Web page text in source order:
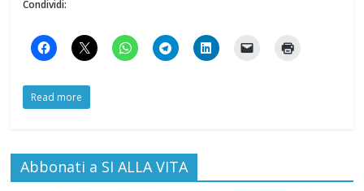
Condividi:
Read more
Abbonati a SI ALLA VITA